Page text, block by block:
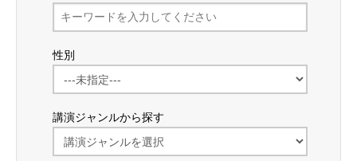
性別
講演ジャンルから探す